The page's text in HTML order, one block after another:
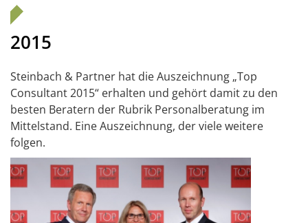
2015
Steinbach & Partner hat die Auszeichnung „Top
Consultant 2015“ erhalten und gehört damit zu den
besten Beratern der Rubrik Personalberatung im
Mittelstand. Eine Auszeichnung, der viele weitere
folgen.